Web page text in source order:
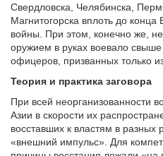
Свердловска, Челябинска,
Магнитогорска вплоть до конца
войны. При этом, конечно же,
оружием в руках воевало свыше
офицеров, призванных только
Теория и практика заговора
При всей неорганизованности
Азии в скорости их
восставших к властям в разных
«внешний импульс». Для